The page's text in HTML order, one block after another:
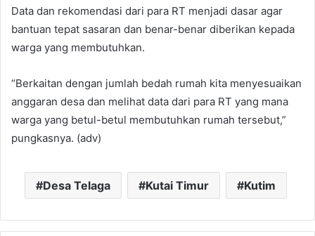
Data dan rekomendasi dari para RT menjadi dasar agar
bantuan tepat sasaran dan benar-benar diberikan kepada
warga yang membutuhkan.
“Berkaitan dengan jumlah bedah rumah kita menyesuaikan
anggaran desa dan melihat data dari para RT yang mana
warga yang betul-betul membutuhkan rumah tersebut,”
pungkasnya. (adv)
Desa Telaga Kutai Timur Kutim